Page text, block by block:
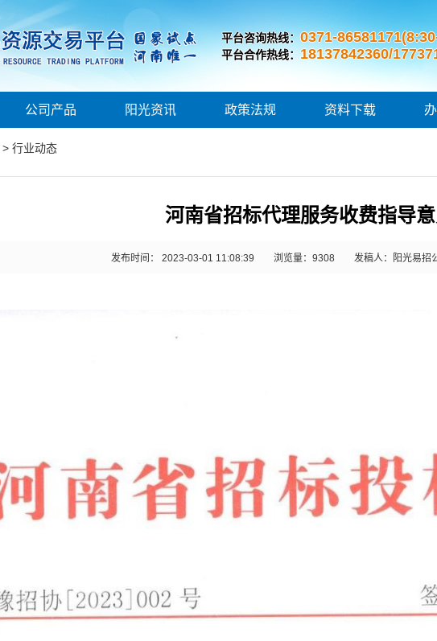
平台咨询热线：0371-
平台合作热线： 18137842360/
公司产品 阳光资讯 政策法规 资料下载
> 行业动态
河南省招标代理服务收费指导
发布时间： 2023-03-01 11:08:39 浏览量： 9308 发稿人：阳光易招